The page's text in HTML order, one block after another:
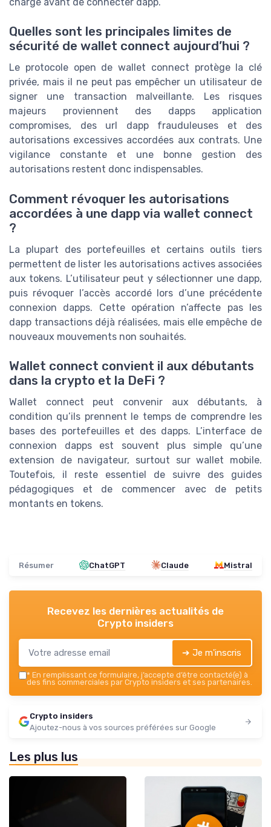
Quelles sont les principales limites de
sécurité de wallet connect aujourd’hui ?
Le protocole open de wallet connect protège la clé
privée, mais il ne peut pas empêcher un utilisateur de
signer une transaction malveillante. Les risques
majeurs proviennent des dapps application
compromises, des url dapp frauduleuses et des
autorisations excessives accordées aux contrats. Une
vigilance constante et une bonne gestion des
autorisations restent donc indispensables.
Comment révoquer les autorisations
accordées à une dapp via wallet connect
?
La plupart des portefeuilles et certains outils tiers
permettent de lister les autorisations actives associées
aux tokens. L’utilisateur peut y sélectionner une dapp,
puis révoquer l’accès accordé lors d’une précédente
connexion dapps. Cette opération n’affecte pas les
dapp transactions déjà réalisées, mais elle empêche de
nouveaux mouvements non souhaités.
Wallet connect convient il aux débutants
dans la crypto et la DeFi ?
Wallet connect peut convenir aux débutants, à
condition qu’ils prennent le temps de comprendre les
bases des portefeuilles et des dapps. L’interface de
connexion dapps est souvent plus simple qu’une
extension de navigateur, surtout sur wallet mobile.
Toutefois, il reste essentiel de suivre des guides
pédagogiques et de commencer avec de petits
montants en tokens.
Résumer ChatGPT Claude Mistral
Recevez les dernières actualités de
Crypto insiders
➔ Je m'inscris
* En remplissant ce formulaire, j’accepte d’être contacté(e) à
des fins commerciales par Crypto insiders et ses partenaires.
Crypto insiders
Ajoutez-nous à vos sources préférées sur Google
Les plus lus